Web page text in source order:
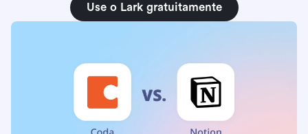
Use o Lark gratuitamente